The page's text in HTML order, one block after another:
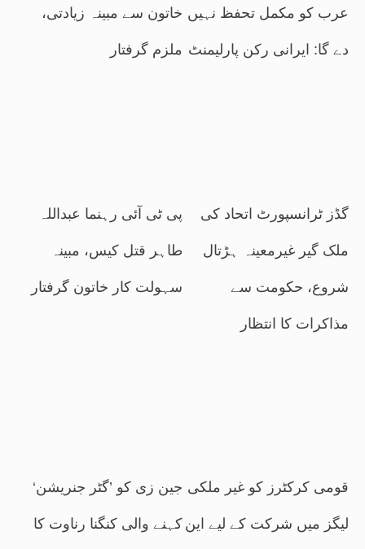
خاتون سے مبینہ زیادتی،
ملزم گرفتار
عرب کو مکمل تحفظ نہیں
دے گا: ایرانی رکن پارلیمنٹ
پی ٹی آئی رہنما عبداللہ
طاہر قتل کیس، مبینہ
سہولت کار خاتون گرفتار
گڈز ٹرانسپورٹ اتحاد کی
ملک گیر غیرمعینہ ہڑتال
شروع، حکومت سے
مذاکرات کا انتظار
جین زی کو ’گٹر جنریشن‘
کہنے والی کنگنا رناوت کا
قومی کرکٹرز کو غیر ملکی
لیگز میں شرکت کے لیے این